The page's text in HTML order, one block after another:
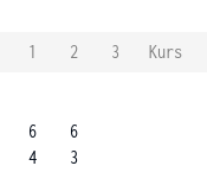
1 2 3
Kurs
6
4
6
3